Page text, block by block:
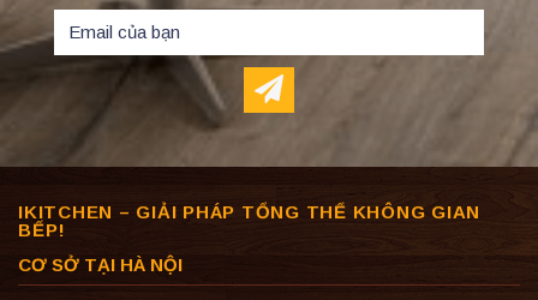
IKITCHEN – GIẢI PHÁP TỔNG THỂ KHÔNG GIAN
BẾP!
CƠ SỞ TẠI HÀ NỘI